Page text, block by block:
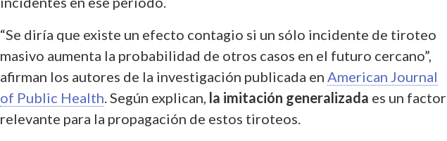
“Se diría que existe un efecto contagio si un sólo incidente de tiroteo
masivo aumenta la probabilidad de otros casos en el futuro cercano”,
afirman los autores de la investigación publicada en American Journal
of Public Health . Según explican, la imitación generalizada es un factor
relevante para la propagación de estos tiroteos.